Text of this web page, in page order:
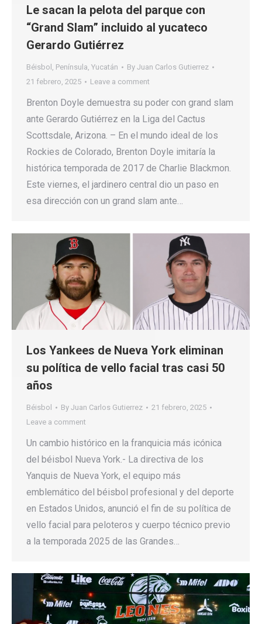
Le sacan la pelota del parque con
“Grand Slam” incluido al yucateco
Gerardo Gutiérrez
Béisbol , Península, Yucatán By Juan Carlos Gutierrez
21 febrero, 2025
Leave a comment
Brenton Doyle demuestra su poder con grand slam
ante Gerardo Gutiérrez en la Liga del Cactus
Scottsdale, Arizona. – En el mundo ideal de los
Rockies de Colorado, Brenton Doyle imitaría la
histórica temporada de 2017 de Charlie Blackmon.
Este viernes, el jardinero central dio un paso en
esa dirección con un grand slam ante…
Los Yankees de Nueva York eliminan
su política de vello facial tras casi 50
años
Béisbol By Juan Carlos Gutierrez
21 febrero, 2025
Leave a comment
Un cambio histórico en la franquicia más icónica
del béisbol Nueva York.- La directiva de los
Yanquis de Nueva York, el equipo más
emblemático del béisbol profesional y del deporte
en Estados Unidos, anunció el fin de su política de
vello facial para peloteros y cuerpo técnico previo
a la temporada 2025 de las Grandes…